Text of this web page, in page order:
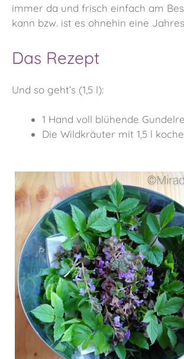
immer da und frisch einfach am
kann bzw. ist es ohnehin eine
Das Rezept
Und so geht’s (1,5 l):
1 Hand voll blühende
Die Wildkräuter mit 1,5 l